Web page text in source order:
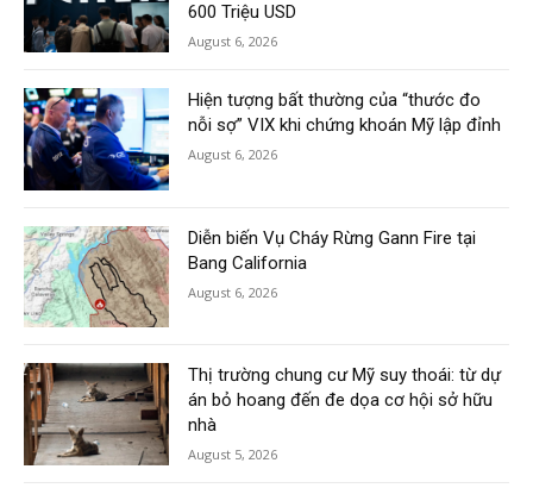
600 Triệu USD
August 6, 2026
Hiện tượng bất thường của “thước đo
nỗi sợ” VIX khi chứng khoán Mỹ lập đỉnh
August 6, 2026
Diễn biến Vụ Cháy Rừng Gann Fire tại
Bang California
August 6, 2026
Thị trường chung cư Mỹ suy thoái: từ dự
án bỏ hoang đến đe dọa cơ hội sở hữu
nhà
August 5, 2026